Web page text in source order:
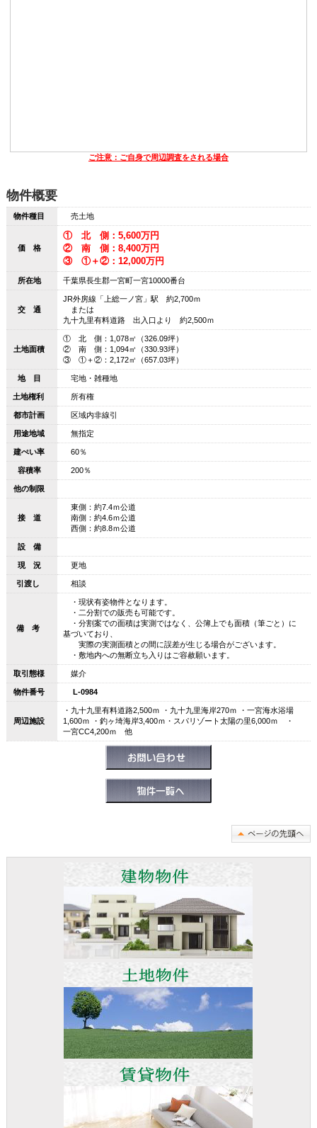
ご注意：ご自身で周辺調査をされる場合
物件概要
物件種目 売土地
価 格
① 北 側：5,600万円
② 南 側：8,400万円
③ ①＋②：12,000万円
所在地 千葉県長生郡一宮町一宮10000番台
交 通
JR外房線「上総一ノ宮」駅 約2,700ｍ
または
九十九里有料道路 出入口より 約2,500ｍ
土地面積
① 北 側：1,078㎡（326.09坪）
② 南 側：1,094㎡（330.93坪）
③ ①＋②：2,172㎡（657.03坪）
地 目 宅地・雑種地
土地権利 所有権
都市計画 区域内非線引
用途地域 無指定
建ぺい率 60％
容積率 200％
他の制限
接 道
東側：約7.4ｍ公道
南側：約4.6ｍ公道
西側：約8.8ｍ公道
設 備
現 況 更地
引渡し 相談
備 考
・現状有姿物件となります。
・二分割での販売も可能です。
・分割案での面積は実測ではなく、公簿上でも面積（筆ごと）に
基づいており、
実際の実測面積との間に誤差が生じる場合がございます。
・敷地内への無断立ち入りはご容赦願います。
取引態様 媒介
物件番号 L-0984
周辺施設
・九十九里有料道路2,500ｍ ・九十九里海岸270ｍ ・一宮海水浴場
1,600ｍ ・釣ヶ埼海岸3,400ｍ・スパリゾート太陽の里6,000ｍ ・
一宮CC4,200ｍ 他